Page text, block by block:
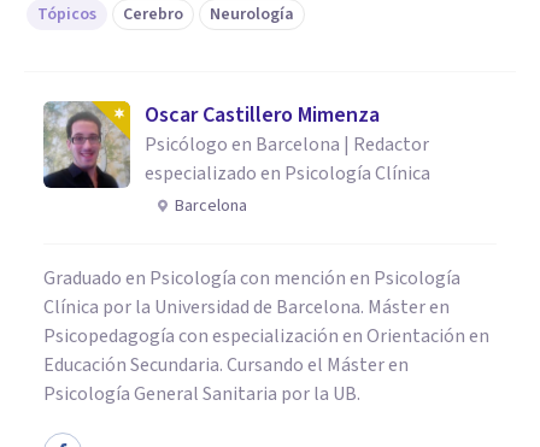
Tópicos Cerebro Neurología
Oscar Castillero Mimenza
Psicólogo en Barcelona | Redactor
especializado en Psicología Clínica
Barcelona
Graduado en Psicología con mención en Psicología
Clínica por la Universidad de Barcelona. Máster en
Psicopedagogía con especialización en Orientación en
Educación Secundaria. Cursando el Máster en
Psicología General Sanitaria por la UB.